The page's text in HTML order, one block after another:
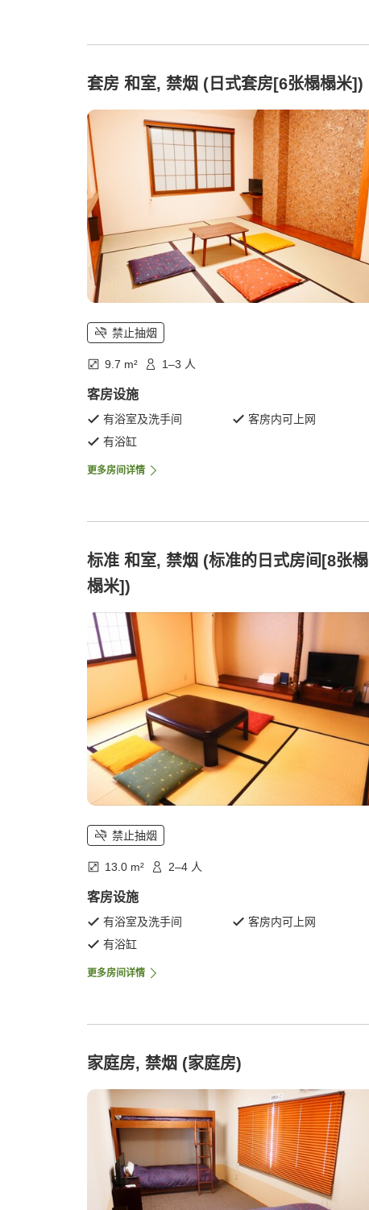
套房 和室, 禁烟 (日式套房[6张榻榻米])
禁止抽烟
9.7 m² 1–3 人
客房设施
有浴室及洗手间
客房内可上网
有浴缸
更多房间详情
标准 和室, 禁烟 (标准的日式房间[8张榻
榻米])
禁止抽烟
13.0 m² 2–4 人
客房设施
有浴室及洗手间
客房内可上网
有浴缸
更多房间详情
家庭房, 禁烟 (家庭房)